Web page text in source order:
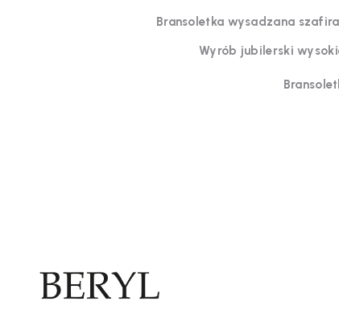
Bransoletka wysadzana
Wyrób jubilerski